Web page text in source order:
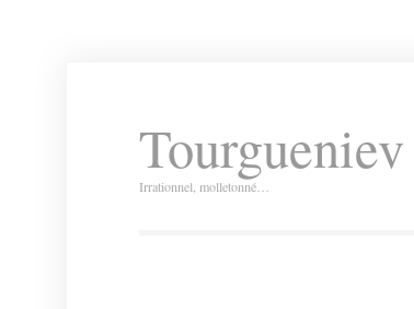
Irrationnel, molletonné…